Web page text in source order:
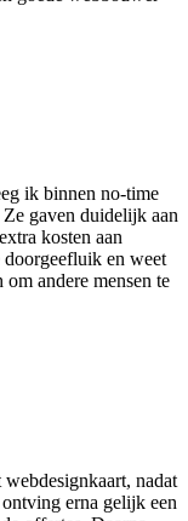
ik binnen no-time
gaven duidelijk aan
kosten aan
doorgeefluik en weet
andere mensen te
nadat
erna gelijk een